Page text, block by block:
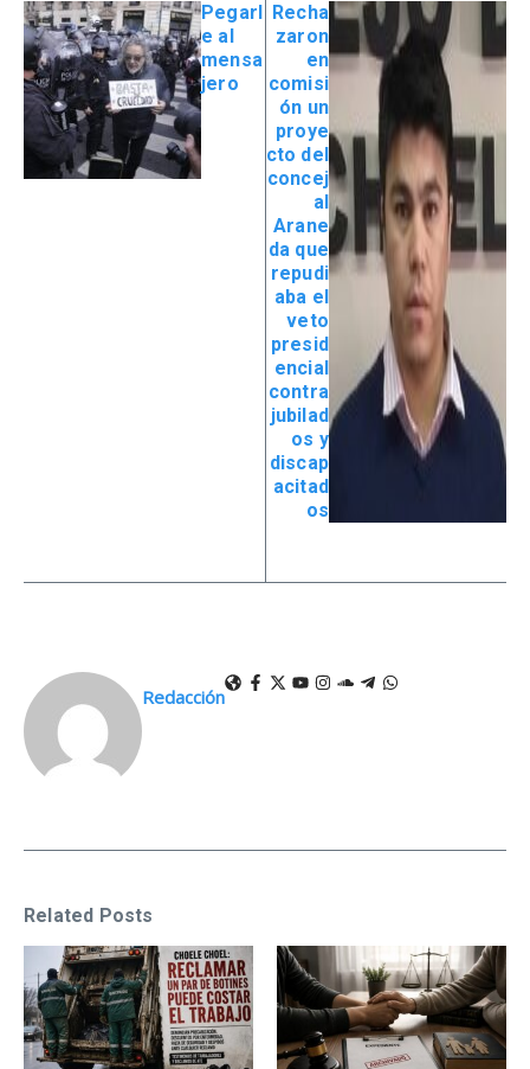
Pegarl
e al
mensa
jero
Recha
zaron
en
comisi
ón un
proye
cto del
concej
al
Arane
da que
repudi
aba el
veto
presid
encial
contra
jubilad
os y
discap
acitad
os
Redacción
Related Posts